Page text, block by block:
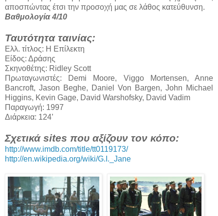
αποσπώντας έτσι την προσοχή μας σε λάθος κατεύθυνση.
Βαθμολογία 4/10
Ταυτότητα ταινίας:
Ελλ. τίτλος: Η Επίλεκτη
Είδος: Δράσης
Σκηνοθέτης: Ridley Scott
Πρωταγωνιστές: Demi Moore, Viggo Mortensen, Anne
Bancroft, Jason Beghe, Daniel Von Bargen, John Michael
Higgins, Kevin Gage, David Warshofsky, David Vadim
Παραγωγή: 1997
Διάρκεια: 124’
Σχετικά sites που αξίζουν τον κόπο:
http://www.imdb.com/title/tt0119173/
http://en.wikipedia.org/wiki/G.I._Jane